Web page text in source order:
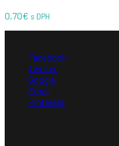
0,70€ s DPH
Facebook
Twitter
Google
Email
Pinterest